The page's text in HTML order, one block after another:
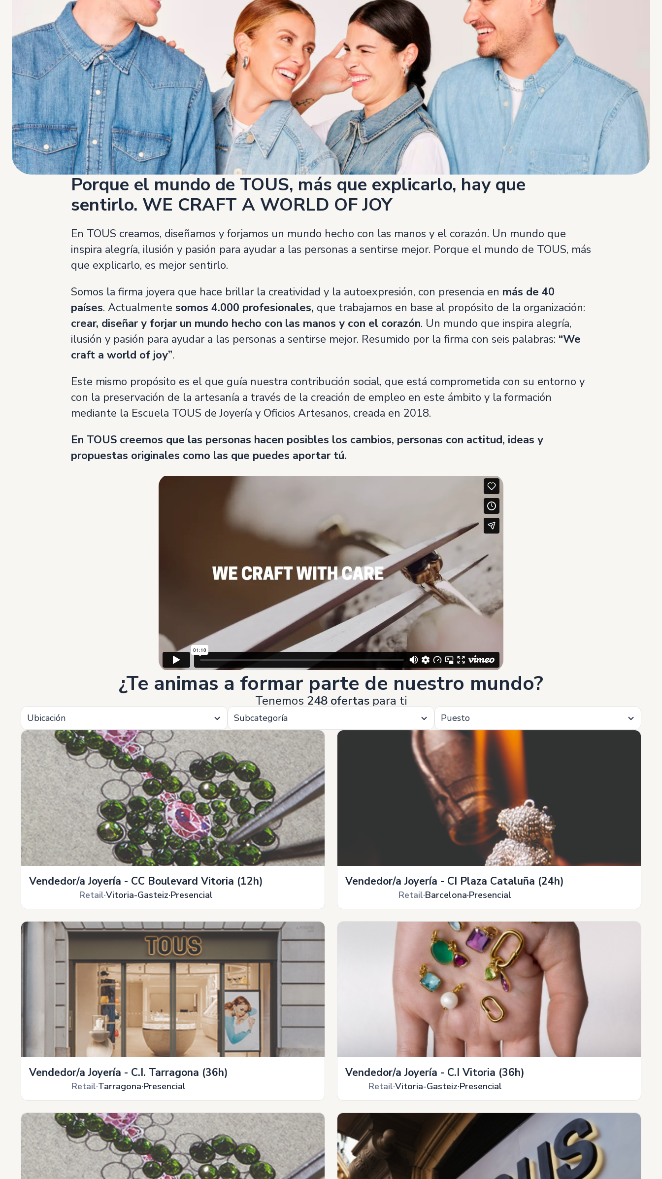
Porque el mundo de TOUS, más que explicarlo, hay que
sentirlo. WE CRAFT A WORLD OF JOY
En TOUS creamos, diseñamos y forjamos un mundo hecho con las manos y el corazón. Un mundo que
inspira alegría, ilusión y pasión para ayudar a las personas a sentirse mejor. Porque el mundo de TOUS, más
que explicarlo, es mejor sentirlo.
Somos la firma joyera que hace brillar la creatividad y la autoexpresión, con presencia en más de 40
países. Actualmente somos 4.000 profesionales, que trabajamos en base al propósito de la organización:
crear, diseñar y forjar un mundo hecho con las manos y con el corazón. Un mundo que inspira alegría,
ilusión y pasión para ayudar a las personas a sentirse mejor. Resumido por la firma con seis palabras: “We
craft a world of joy”.
Este mismo propósito es el que guía nuestra contribución social, que está comprometida con su entorno y
con la preservación de la artesanía a través de la creación de empleo en este ámbito y la formación
mediante la Escuela TOUS de Joyería y Oficios Artesanos, creada en 2018.
En TOUS creemos que las personas hacen posibles los cambios, personas con actitud, ideas y
propuestas originales como las que puedes aportar tú.
¿Te animas a formar parte de nuestro mundo?
Tenemos 248 ofertaspara ti
Ubicación Subcategoría Puesto
Vendedor/a Joyería - CC Boulevard Vitoria (12h)
Retail Vitoria-Gasteiz Presencial
Vendedor/a Joyería - CI Plaza Cataluña (24h)
Retail Barcelona Presencial
Vendedor/a Joyería - C.I. Tarragona (36h)
Retail Tarragona Presencial
Vendedor/a Joyería - C.I Vitoria (36h)
Retail Vitoria-Gasteiz Presencial